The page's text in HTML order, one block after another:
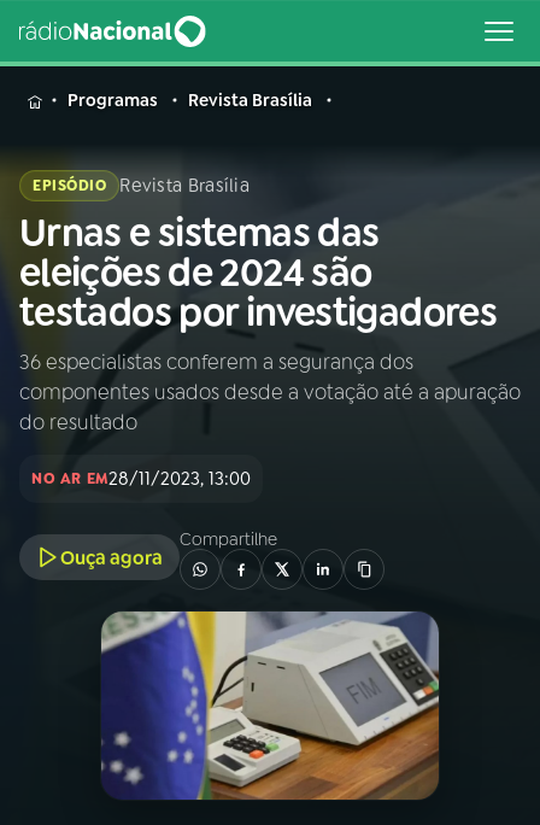
MENU
Buscar
na
Rádio
Nacional
Buscar
AO VIVO
PROGRAMAS
PODCASTS
Programas Revista Brasília
EPISÓDIO Revista Brasília
Urnas e sistemas das
eleições de 2024 são
testados por investigadores
36 especialistas conferem a segurança dos
componentes usados desde a votação até a apuração
do resultado
NO AR EM28/11/2023, 13:00
Ouça agora
Compartilhe